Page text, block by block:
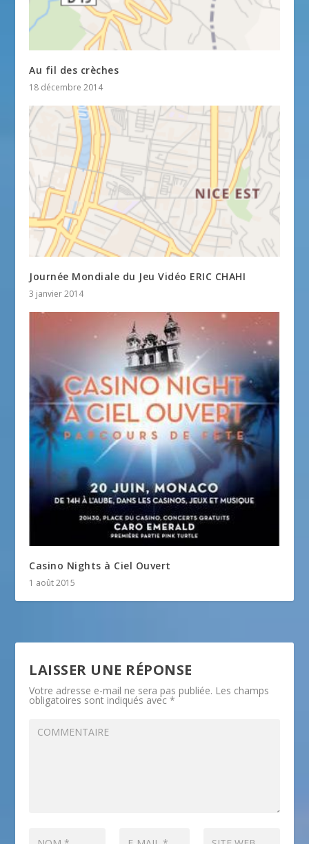
Au fil des crèches
18 décembre 2014
Journée Mondiale du Jeu Vidéo ERIC CHAHI
3 janvier 2014
Casino Nights à Ciel Ouvert
1 août 2015
LAISSER UNE RÉPONSE
Votre adresse e-mail ne sera pas publiée. Les champs
obligatoires sont indiqués avec*